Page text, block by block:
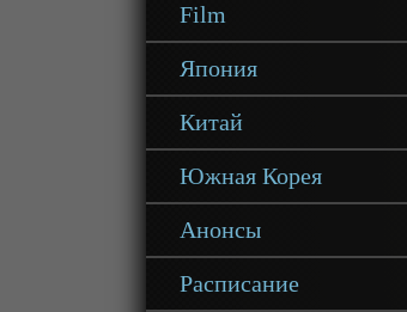
Film
Япония
Китай
Южная Корея
Анонсы
Расписание